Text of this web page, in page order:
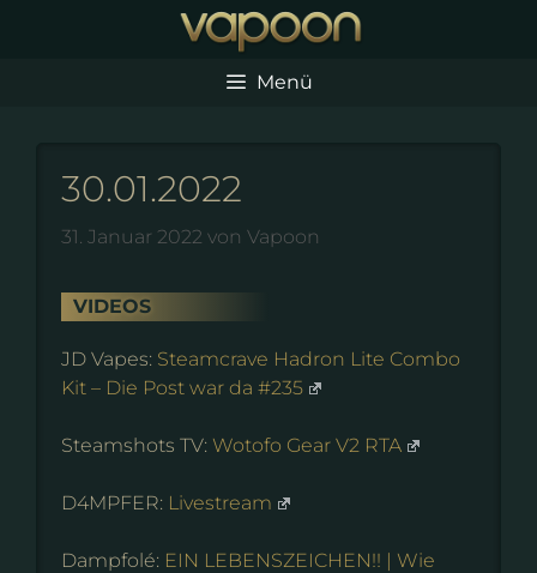
Menü
30.01.2022
31. Januar 2022 von Vapoon
VIDEOS
JD Vapes: Steamcrave Hadron Lite Combo
Kit – Die Post war da #235
Steamshots TV: Wotofo Gear V2 RTA
D4MPFER: Livestream
Dampfolé: EIN LEBENSZEICHEN!! | Wie